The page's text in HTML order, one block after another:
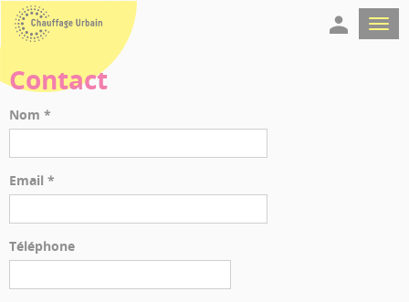
Contact
Nom *
Email *
Téléphone
Panneau de gestion des cookies